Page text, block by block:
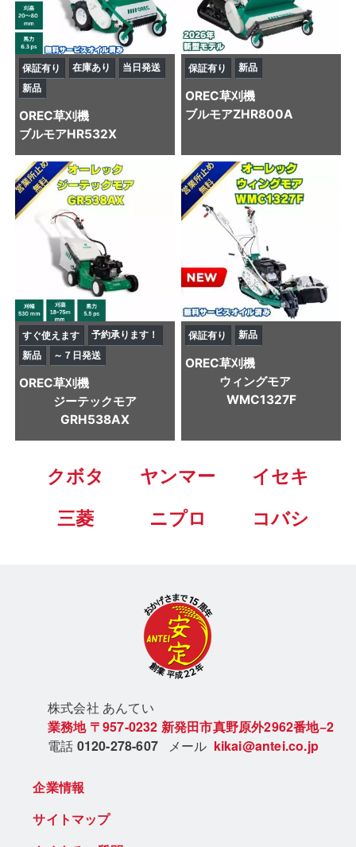
保証有り 在庫あり
当日発送
新品
OREC草刈機
ブルモアHR532X
保証有り 新品
OREC草刈機
ブルモアZHR800A
すぐ使えます
予約承ります！
新品
～７日発送
OREC草刈機
ジーテックモア
GRH538AX
保証有り 新品
OREC草刈機
ウィングモア
WMC1327F
クボタ ヤンマー
イセキ
三菱
ニプロ コバシ
株式会社 あんてい
業務地 〒957-0232 新発田市真野原外2962番地−2
電話 0120-278-607 メール kikai@antei.co.jp
企業情報
サイトマップ